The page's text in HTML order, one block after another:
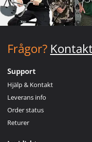
Frågor?
Support
Hjälp & Kontakt
Leverans info
Order status
Returer